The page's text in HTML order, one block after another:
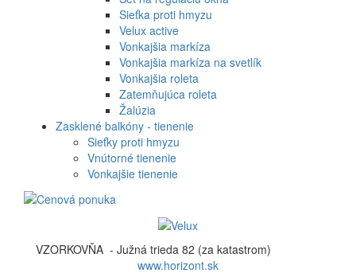
Sieťka proti hmyzu
Velux active
Vonkajšia markíza
Vonkajšia markíza na svetlík
Vonkajšia roleta
Zatemňujúca roleta
Žalúzia
Zasklené balkóny - tienenie
Sieťky proti hmyzu
Vnútorné tienenie
Vonkajšie tienenie
VZORKOVŇA - Južná trieda 82 (za katastrom)
www.horizont.sk